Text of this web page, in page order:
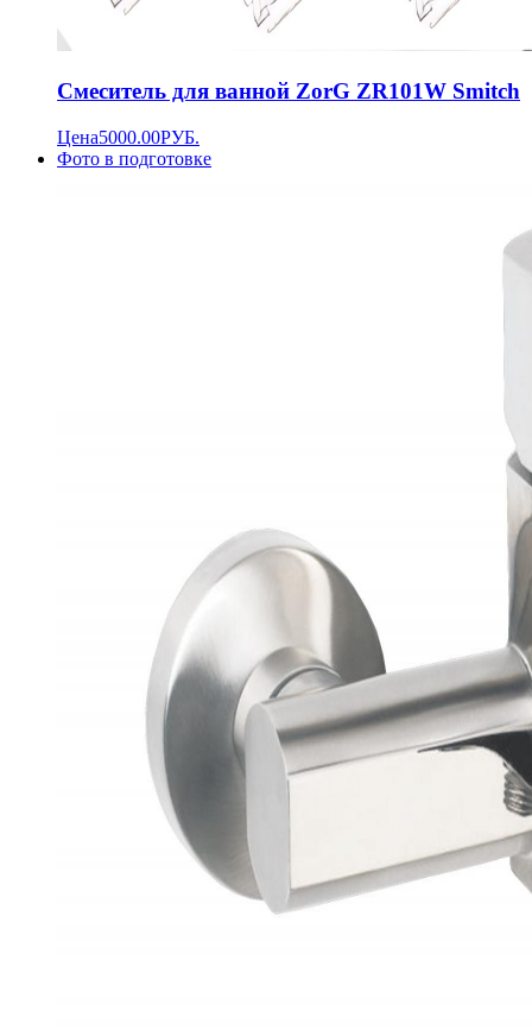
Смеситель для ванной ZorG ZR101W Smitch
Цена5000.00РУБ.
Фото в подготовке